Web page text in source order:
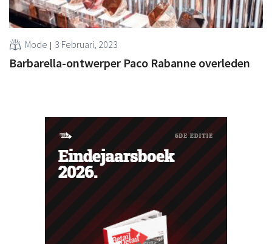
Mode 3 Februari, 2023
Barbarella-ontwerper Paco Rabanne overleden